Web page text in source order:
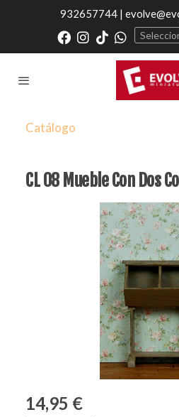
932657744 |
Catálogo
CL 08 Mueble Con Dos
14,95 €